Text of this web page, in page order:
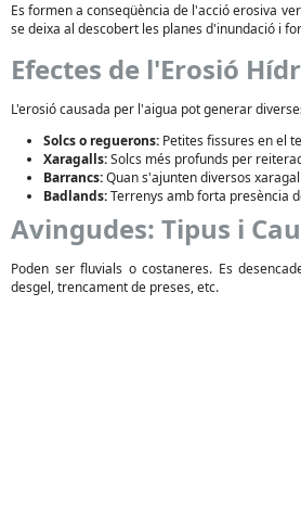
Es formen a conseqüència de l'acció erosiva
se deixa al descobert les planes d'inundació i
Efectes de l'Erosió
L'erosió causada per l'aigua pot generar
Solcs o reguerons: Petites fissures en el
Xaragalls:Solcs més profunds per
Barrancs:Quan s'ajunten diversos
Badlands:Terrenys amb forta presència
Avingudes: Tipus i
Poden ser fluvials o costaneres. Es
desgel, trencament de preses, etc.